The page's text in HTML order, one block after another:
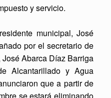
y servicio.
municipal, José
por el secretario de
Abarca Díaz Barriga
Alcantarillado y Agua
que a partir de
se estará eliminando